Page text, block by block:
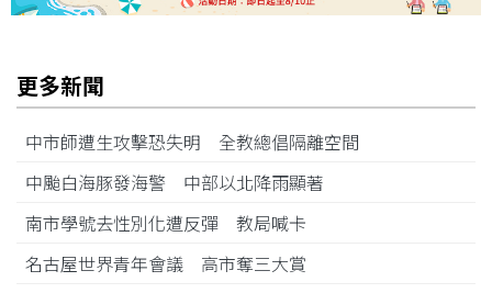
更多新聞
中市師遭生攻擊恐失明 全教總倡隔離空間
中颱白海豚發海警 中部以北降雨顯著
南市學號去性別化遭反彈 教局喊卡
名古屋世界青年會議 高市奪三大賞